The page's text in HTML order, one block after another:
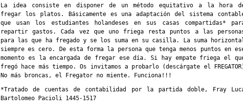
La idea consiste en disponer de un método equitativo a la hora
fregar los platos. Básicamente es una adaptación del sistema
que usan los estudiantes holandeses en sus casas compartidas*
repartir gastos. Cada vez que uno friega resta puntos a las
para las que ha fregado y se los suma en su casilla. La suma
siempre es cero. De esta forma la persona que tenga menos puntos en
momento es la encargada de fregar ese día. Si hay empate friega el
fregó hace más tiempo. Os invitamos a probarlo
(descárgate el
No más broncas, el Fregator no miente. Funciona!!!
*Tratado de cuentas de contabilidad por la partida doble, Fray
Bartolomeo Pacioli
1445-1517